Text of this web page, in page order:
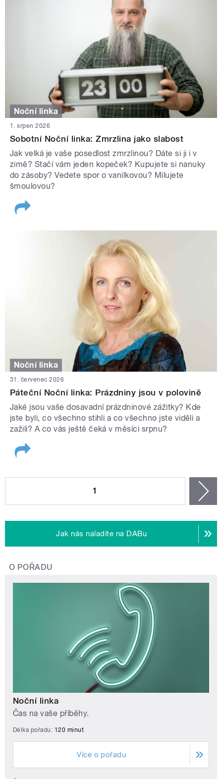
Noční linka
1. srpen 2026
Sobotní Noční linka: Zmrzlina jako slabost
Jak velká je vaše posedlost zmrzlinou? Dáte si ji i v
zimě? Stačí vám jeden kopeček? Kupujete si nanuky
do zásoby? Vedete spor o vanilkovou? Milujete
šmoulovou?
Noční linka
31. červenec 2026
Páteční Noční linka: Prázdniny jsou v polovině
Jaké jsou vaše dosavadní prázdninové zážitky? Kde
jste byli, co všechno stihli a co všechno jste viděli a
zažili? A co vás ještě čeká v měsíci srpnu?
1
Jak nás naladíte na DABu
O POŘADU
Noční linka
Čas na vaše příběhy.
Délka pořadu: 120 minut
Více o pořadu